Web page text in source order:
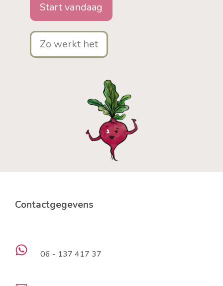
Start vandaag
Zo werkt het
Contactgegevens
06 - 137 417 37